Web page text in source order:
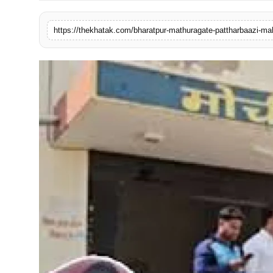
लाइफस्टाइल
https://thekhatak.com/bharatpur-mathuragate-pattharbaazi-